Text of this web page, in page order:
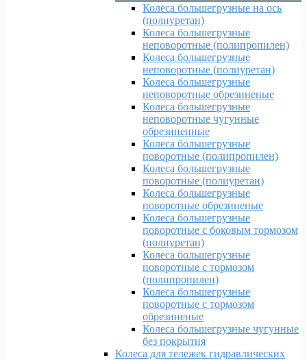
Колеса большегрузные на ось
(полиуретан)
Колеса большегрузные
неповоротные (полипропилен)
Колеса большегрузные
неповоротные (полиуретан)
Колеса большегрузные
неповоротные обрезиненые
Колеса большегрузные
неповоротные чугунные
обрезиненные
Колеса большегрузные
поворотные (полипропилен)
Колеса большегрузные
поворотные (полиуретан)
Колеса большегрузные
поворотные обрезиненые
Колеса большегрузные
поворотные с боковым тормозом
(полиуретан)
Колеса большегрузные
поворотные с тормозом
(полипропилен)
Колеса большегрузные
поворотные с тормозом
обрезиненые
Колеса большегрузные чугунные
без покрытия
Колеса для тележек гидравлических